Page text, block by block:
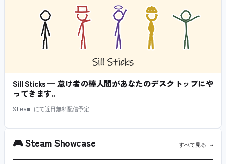
Sill Sticks — 怠け者の棒人間があなたのデスクトップにや
ってきます。
Steam にて近日無料配信予定
🎮Steam Showcase すべて見る →